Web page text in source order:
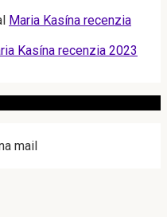
Maria Kasína recenzia
Kasína recenzia 2023
mail